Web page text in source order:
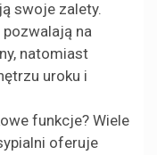
swoje zalety.
na
natomiast
uroku i
funkcje? Wiele
oferuje